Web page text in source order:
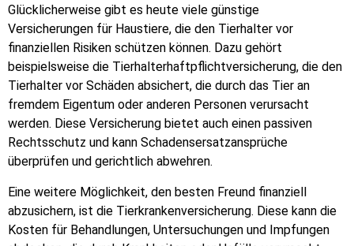
Glücklicherweise gibt es heute viele günstige
Versicherungen für Haustiere, die den Tierhalter vor
finanziellen Risiken schützen können. Dazu gehört
beispielsweise die Tierhalterhaftpflichtversicherung, die den
Tierhalter vor Schäden absichert, die durch das Tier an
fremdem Eigentum oder anderen Personen verursacht
werden. Diese Versicherung bietet auch einen passiven
Rechtsschutz und kann Schadensersatzansprüche
überprüfen und gerichtlich abwehren.
Eine weitere Möglichkeit, den besten Freund finanziell
abzusichern, ist die Tierkrankenversicherung. Diese kann die
Kosten für Behandlungen, Untersuchungen und Impfungen